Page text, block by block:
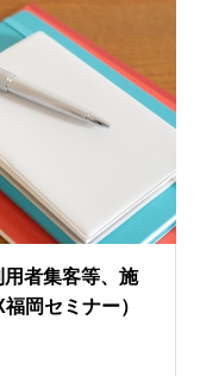
用者集客等、施
岡セミナー）